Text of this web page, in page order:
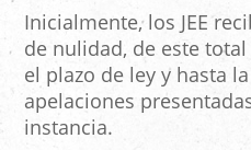
Inicialmente, los JEE
de nulidad, de este
el plazo de ley y hasta
apelaciones
instancia.